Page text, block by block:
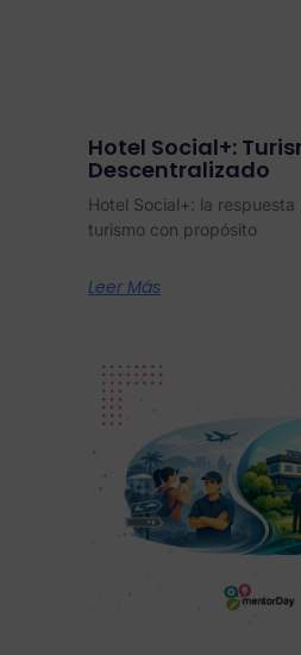
Hotel Social+:
Descentralizado
Hotel Social+: la
turismo con propósito
Leer Más